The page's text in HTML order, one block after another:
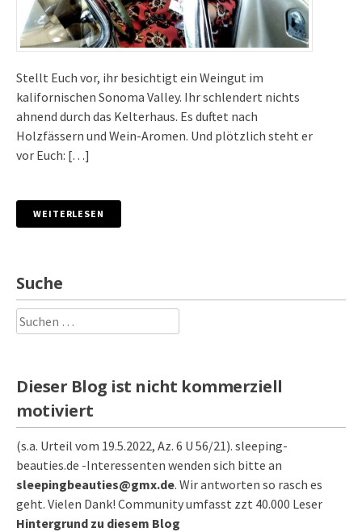
Stellt Euch vor, ihr besichtigt ein Weingut im
kalifornischen Sonoma Valley. Ihr schlendert nichts
ahnend durch das Kelterhaus. Es duftet nach
Holzfässern und Wein-Aromen. Und plötzlich steht er
vor Euch: […]
WEITERLESEN
Suche
Suchen
nach:
Dieser Blog ist nicht kommerziell
motiviert
(s.a. Urteil vom 19.5.2022, Az. 6 U 56/21). sleeping-
beauties.de -Interessenten wenden sich bitte an
sleepingbeauties@gmx.de. Wir antworten so rasch es
geht. Vielen Dank! Community umfasst zzt 40.000 Leser
Hintergrund zu diesem Blog